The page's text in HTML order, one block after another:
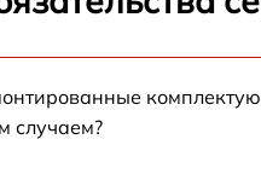
случаем?